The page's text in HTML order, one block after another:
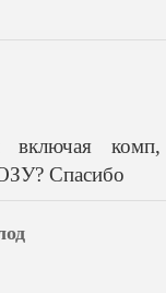
включая
Спасибо